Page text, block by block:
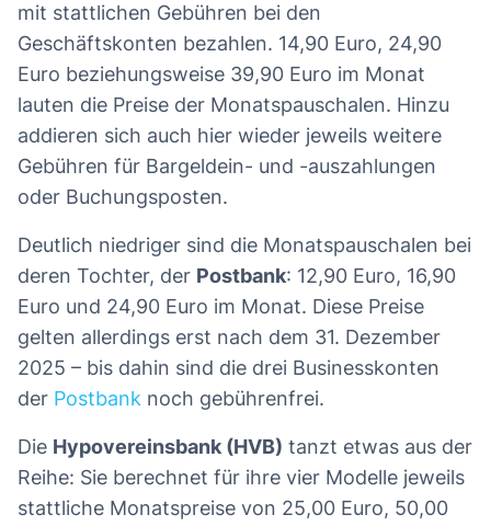
mit stattlichen Gebühren bei den
Geschäftskonten bezahlen. 14,90 Euro, 24,90
Euro beziehungsweise 39,90 Euro im Monat
lauten die Preise der Monatspauschalen. Hinzu
addieren sich auch hier wieder jeweils weitere
Gebühren für Bargeldein- und -auszahlungen
oder Buchungsposten.
Deutlich niedriger sind die Monatspauschalen bei
deren Tochter, der Postbank: 12,90 Euro, 16,90
Euro und 24,90 Euro im Monat. Diese Preise
gelten allerdings erst nach dem 31. Dezember
2025 – bis dahin sind die drei Businesskonten
der Postbank noch gebührenfrei.
Die Hypovereinsbank (HVB) tanzt etwas aus der
Reihe: Sie berechnet für ihre vier Modelle jeweils
stattliche Monatspreise von 25,00 Euro, 50,00